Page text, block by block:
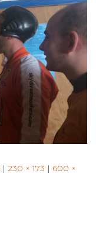
| 230 × 173 | 600 ×